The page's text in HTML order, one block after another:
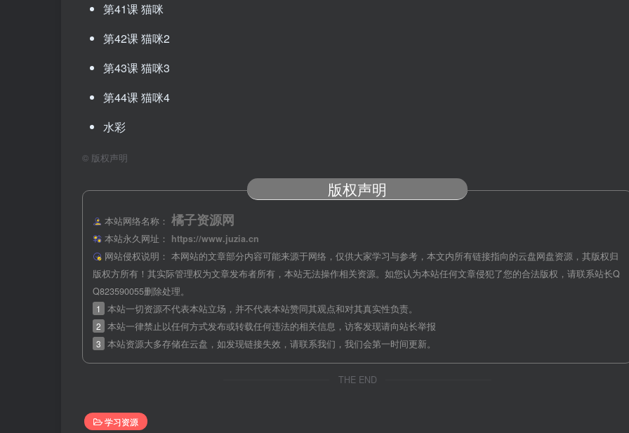
第41课 猫咪
第42课 猫咪2
第43课 猫咪3
第44课 猫咪4
水彩
© 版权声明
版权声明
本站网络名称： 橘子资源网
本站永久网址：
https://www.juzia.cn
网站侵权说明： 本网站的文章部分内容可能来源于网络，仅供大家学习与参考，本文内所有链接指向的云盘网盘资源，其版权归
版权方所有！其实际管理权为文章发布者所有，本站无法操作相关资源。如您认为本站任何文章侵犯了您的合法版权，请联系站长Q
Q823590055删除处理。
1 本站一切资源不代表本站立场，并不代表本站赞同其观点和对其真实性负责。
2 本站一律禁止以任何方式发布或转载任何违法的相关信息，访客发现请向站长举报
3 本站资源大多存储在云盘，如发现链接失效，请联系我们，我们会第一时间更新。
THE END
学习资源